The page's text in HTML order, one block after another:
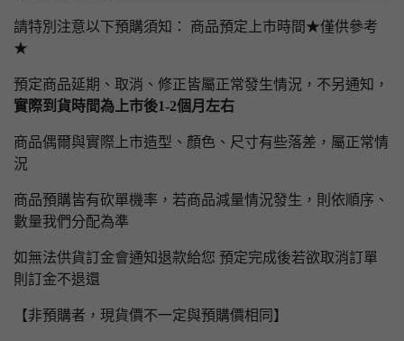
請特別注意以下預購須知： 商品預定上市時間★僅供參考
★
預定商品延期、取消、修正皆屬正常發生情況，不另通知，
實際到貨時間為上市後1-2個月左右
商品偶爾與實際上市造型、顏色、尺寸有些落差，屬正常情
況
商品預購皆有砍單機率，若商品減量情況發生，則依順序、
數量我們分配為準
如無法供貨訂金會通知退款給您 預定完成後若欲取消訂單
則訂金不退還
【非預購者，現貨價不一定與預購價相同】